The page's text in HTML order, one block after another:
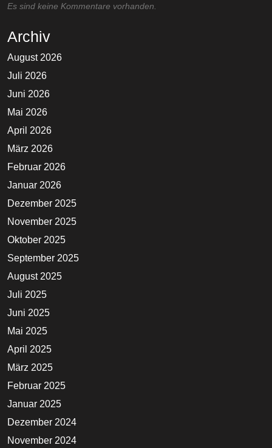
Es sind keine Kommentare vorhanden.
Archiv
August 2026
Juli 2026
Juni 2026
Mai 2026
April 2026
März 2026
Februar 2026
Januar 2026
Dezember 2025
November 2025
Oktober 2025
September 2025
August 2025
Juli 2025
Juni 2025
Mai 2025
April 2025
März 2025
Februar 2025
Januar 2025
Dezember 2024
November 2024